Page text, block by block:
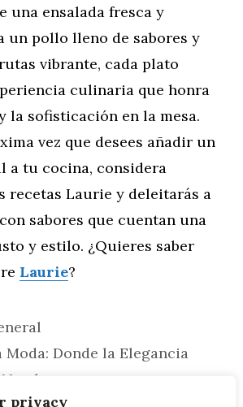
privacy
una ensalada fresca y
un pollo lleno de sabores y
vibrante, cada plato
culinaria que honra
la sofisticación en la mesa.
vez que desees añadir un
a tu cocina, considera
recetas Laurie y deleitarás a
sabores que cuentan una
y estilo. ¿Quieres saber
Laurie?
Donde la Elegancia